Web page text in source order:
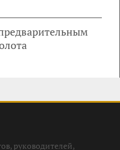
руководителей,